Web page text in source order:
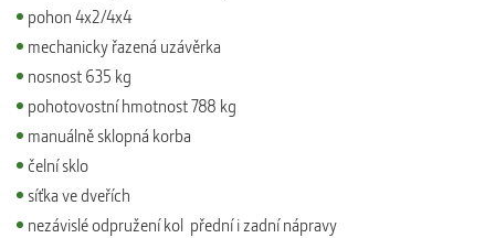
pohon 4x2/4x4
mechanicky řazená uzávěrka
nosnost 635 kg
pohotovostní hmotnost 788 kg
manuálně sklopná korba
čelní sklo
síťka ve dveřích
nezávislé odpružení kol přední i zadní nápravy